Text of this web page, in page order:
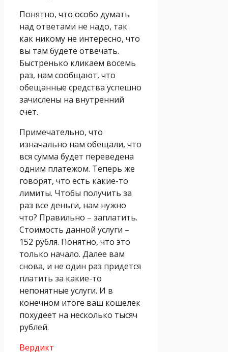
Понятно, что особо думать
над ответами не надо, так
как никому не интересно, что
вы там будете отвечать.
Быстренько кликаем восемь
раз, нам сообщают, что
обещанные средства успешно
зачислены на внутренний
счет.
Примечательно, что
изначально нам обещали, что
вся сумма будет переведена
одним платежом. Теперь же
говорят, что есть какие-то
лимиты. Чтобы получить за
раз все деньги, нам нужно
что? Правильно – заплатить.
Стоимость данной услуги –
152 рубля. Понятно, что это
только начало. Далее вам
снова, и не один раз придется
платить за какие-то
непонятные услуги. И в
конечном итоге ваш кошелек
похудеет на несколько тысяч
рублей.
Вердикт